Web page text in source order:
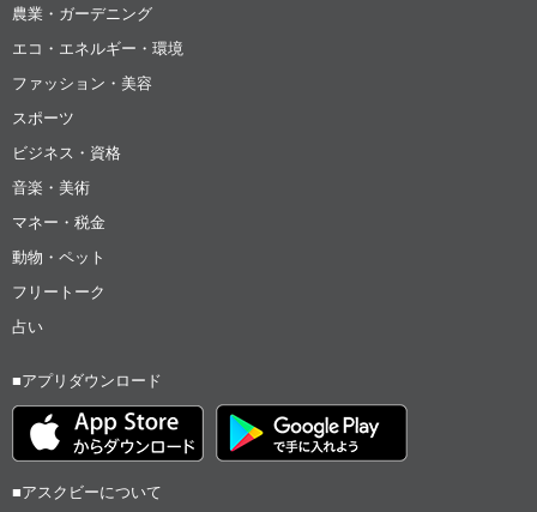
農業・ガーデニング
エコ・エネルギー・環境
ファッション・美容
スポーツ
ビジネス・資格
音楽・美術
マネー・税金
動物・ペット
フリートーク
占い
■アプリダウンロード
■アスクビーについて